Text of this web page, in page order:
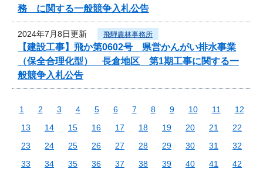
務 に関する一般競争入札公告
2024年7月8日更新 飛騨農林事務所
【建設工事】飛か第0602号 県営かんがい排水事業
（保全合理化型） 長倉地区 第1期工事に関する一
般競争入札公告
1 2 3 4 5 6 7 8 9 10 11
12
13
14 15 16 17 18 19 20 21
22
23
24 25 26 27 28 29 30 31
32
33
34 35 36 37 38 39 40 41
42